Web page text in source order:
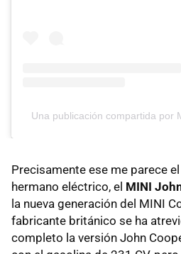
Una publicación compartida por
Precisamente ese me parece
hermano eléctrico, el MINI
la nueva generación del MINI
fabricante británico se ha
completo la versión John